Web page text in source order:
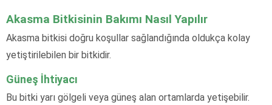
Akasma Bitkisinin Bakımı Nasıl Yapılır
Akasma bitkisi doğru koşullar sağlandığında oldukça kolay
yetiştirilebilen bir bitkidir.
Güneş İhtiyacı
Bu bitki yarı gölgeli veya güneş alan ortamlarda yetişebilir.